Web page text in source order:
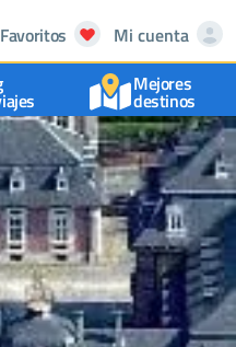
Favoritos
Mi cuenta
Mejores
destinos